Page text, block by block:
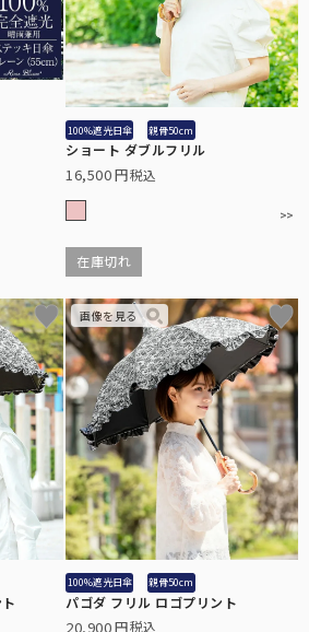
100%遮光日傘 親骨50cm
ショート ダブルフリル
16,500 税込
在庫切れ
100%遮光日傘 親骨50cm
パゴダ フリル ロゴプリント
20,900 税込